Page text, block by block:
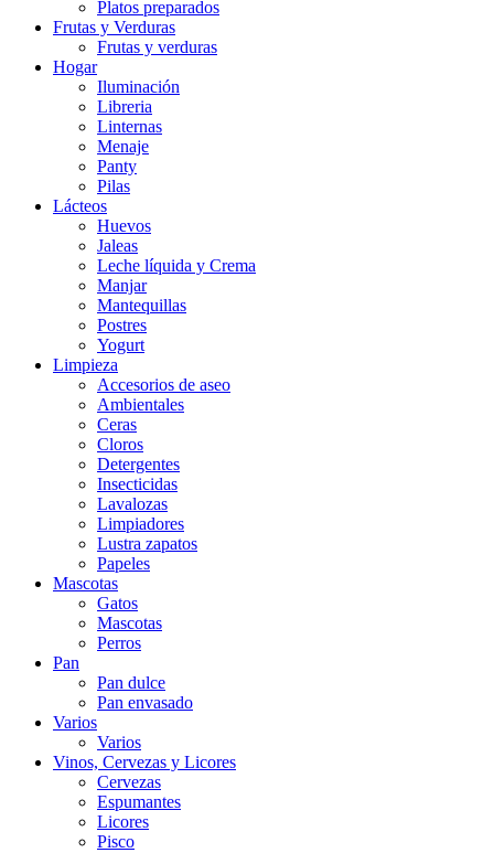
Platos preparados
Frutas y Verduras
Frutas y verduras
Hogar
Iluminación
Libreria
Linternas
Menaje
Panty
Pilas
Lácteos
Huevos
Jaleas
Leche líquida y Crema
Manjar
Mantequillas
Postres
Yogurt
Limpieza
Accesorios de aseo
Ambientales
Ceras
Cloros
Detergentes
Insecticidas
Lavalozas
Limpiadores
Lustra zapatos
Papeles
Mascotas
Gatos
Mascotas
Perros
Pan
Pan dulce
Pan envasado
Varios
Varios
Vinos, Cervezas y Licores
Cervezas
Espumantes
Licores
Pisco